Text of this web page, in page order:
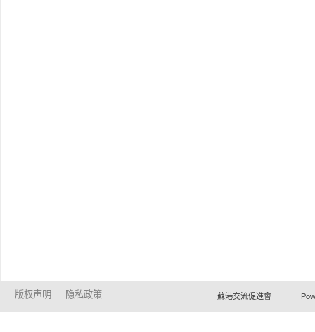
版权声明 隐私政策 蘇港交流促進會